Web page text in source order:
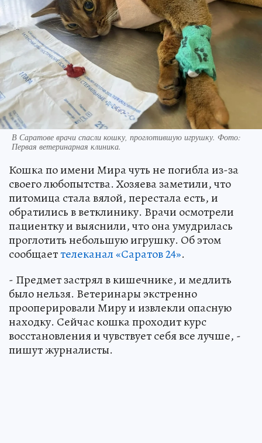
В Саратове врачи спасли кошку, проглотившую игрушку. Фото:
Первая ветеринарная клиника.
Кошка по имени Мира чуть не погибла из-за
своего любопытства. Хозяева заметили, что
питомица стала вялой, перестала есть, и
обратились в ветклинику. Врачи осмотрели
пациентку и выяснили, что она умудрилась
проглотить небольшую игрушку. Об этом
сообщаеттелеканал «Саратов 24».
- Предмет застрял в кишечнике, и медлить
было нельзя. Ветеринары экстренно
прооперировали Миру и извлекли опасную
находку. Сейчас кошка проходит курс
восстановления и чувствует себя все лучше, -
пишут журналисты.